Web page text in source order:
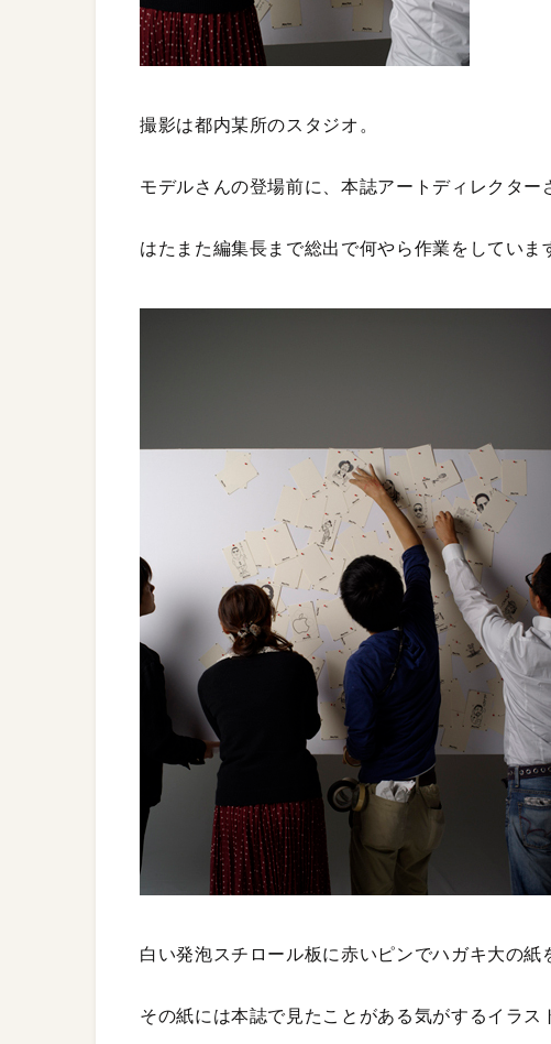
撮影は都内某所のスタジオ。
モデルさんの登場前に、本誌アートディレクター
はたまた編集長まで総出で何やら作業をしていま
白い発泡スチロール板に赤いピンでハガキ大の紙
その紙には本誌で見たことがある気がするイラス